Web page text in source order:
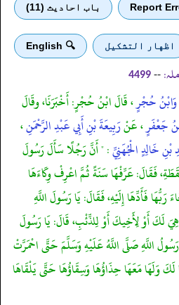
Report باب احادیث (11)
اظهار التشكيل 🔍 English
--
4499
وَابْنُ حُجْرٍ، قَالَ ابْنُ حُجْرٍ: أَخْبَرَنَا، وقَالَ
جَعْفَرٍ، عَنْرَبِيعَةَ بْنِ أَبِي عَبْدِ الرَّحْمَنِ،
بْنِ خَالِدٍ الْجُهَنِيِّ: " أَنَّ رَجُلًا سَأَلَ رَسُولَ
فَقَالَ: عَرِّفْهَا سَنَةً ثُمَّ اعْرِفْ وِكَاءَهَا
فَأَدِّهَا إِلَيْهِ، فَقَالَ: يَا رَسُولَ اللَّهِ
لَكَ أَوْ لِأَخِيكَ أَوْ لِلذِّئْبِ، قَالَ: يَا رَسُولَ
اللَّهِ صَلَّى اللَّهُ عَلَيْهِ وَسَلَّمَ حَتَّى احْمَرَّتْ
وَلَهَا مَعَهَا حِذَاؤُهَا وَسِقَاؤُهَا حَتَّى يَلْقَاهَا